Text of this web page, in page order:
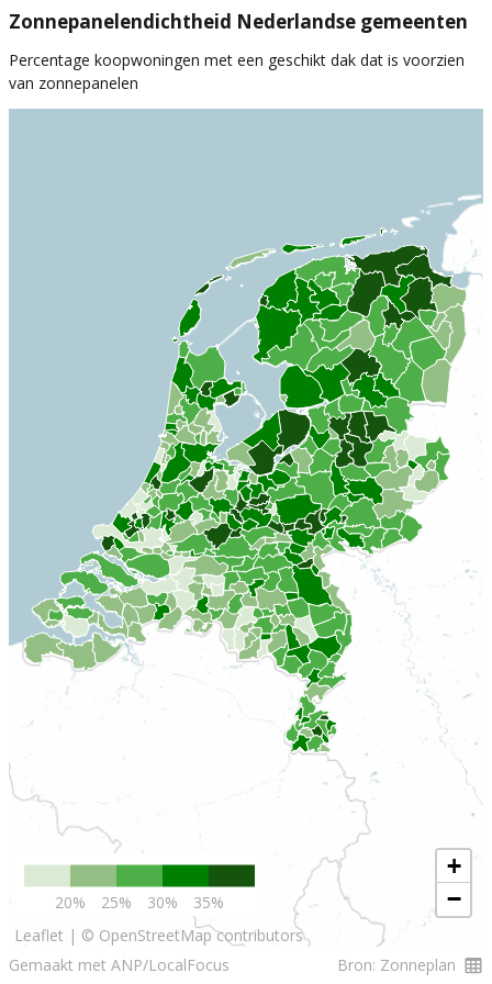
Zonnepanelendichtheid Nederlandse gemeenten
Percentage koopwoningen met een geschikt dak dat is voorzien
van zonnepanelen
Gemaakt met ANP/LocalFocus Bron: Zonneplan
Leaflet | © OpenStreetMap contributors
+
−
20% 25% 30% 35%